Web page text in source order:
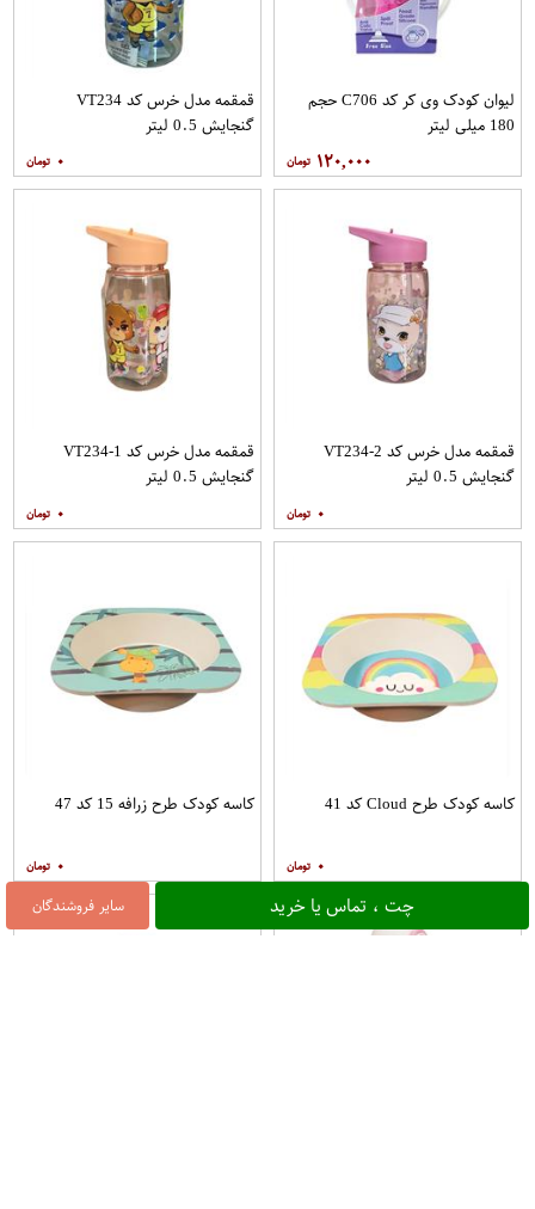
سایر فروشندگان چت ، تماس یا خرید
لیوان کودک وی کر کد C706 حجم
180 میلی لیتر
۱۲۰,۰۰۰
قمقمه مدل خرس کد VT234
گنجایش 0.5 لیتر
۰
قمقمه مدل خرس کد VT234-2
گنجایش 0.5 لیتر
۰
قمقمه مدل خرس کد VT234-1
گنجایش 0.5 لیتر
۰
کاسه کودک طرح Cloud کد 41
۰
کاسه کودک طرح زرافه 15 کد 47
۰